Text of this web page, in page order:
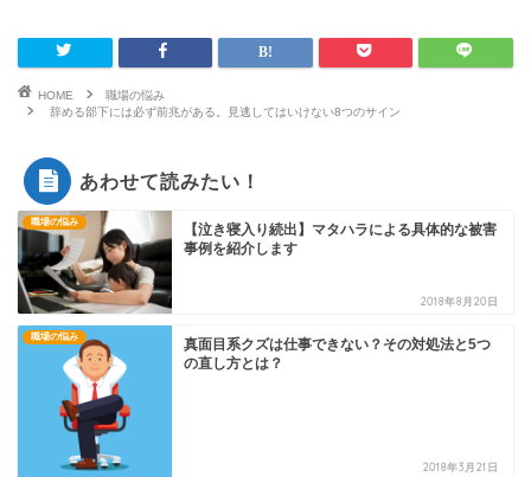
HOME
職場の悩み
辞める部下には必ず前兆がある。見逃してはいけない8つのサイン
あわせて読みたい！
職場の悩み
【泣き寝入り続出】マタハラによる具体的な被害
事例を紹介します
2018年8月20日
職場の悩み
真面目系クズは仕事できない？その対処法と5つ
の直し方とは？
2018年3月21日